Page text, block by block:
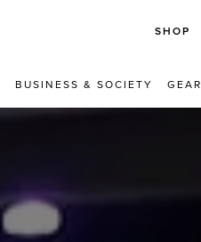
SHOP
BUSINESS & SOCIETY GEAR